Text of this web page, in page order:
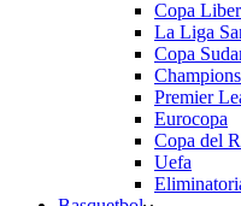
Copa
La Liga
Copa
Premier
Eurocopa
Copa del
Uefa